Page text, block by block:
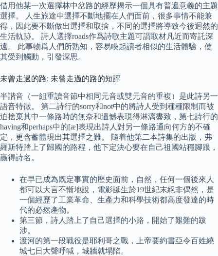
借用他某一次選擇林中岔路的經歷揭示一個具有普遍意義的主題
選擇。 人生旅途中選擇不斷地擺在人們面前，很多事情不能兼
得，因此要不斷做出選擇和取捨，不同的選擇將導致今後迥然的
生活軌跡。 詩人選擇roads作爲詩歌主題可謂取材凡近而寄託深
遠。 此事物爲人們所熟知，容易喚起讀者相似的生活體驗，使
其受到觸動，引發深思。
未曾走過的路: 未曾走過的路的短評
半諧音（一組重讀音節中相同元音或雙元音的重複）是此詩另一
語音特徵。 第二詩行的sorry和not中的將詩人受到種種限制而被
迫捨棄其中一條路時的無奈和遺憾表現得淋漓盡致，第七詩行的
having和perhaps中的[æ]表現出詩人對另一條路通向何方的不確
定，更含蓄體現出其選擇之難。 隨着他第二本詩集的出版，弗
羅斯特踏上了歸國的路程，他下定決心要在自己祖國站穩腳跟，
贏得詩名。
在早已成為既定事實的歷史面前，自然，任何一個後來人
都可以大言不慚地說，電影誕生於19世紀末絕非偶然，是
一個經歷了工業革命、生產力和科學技術都高度發達的時
代的必然產物。
第三節，詩人踏上了自己選擇的小路，開始了艱難的跋
涉。
渡河的第一段戰役是耶利哥之戰，上帝要約書亞令百姓繞
城七日大聲呼喊，城牆就塌陷。